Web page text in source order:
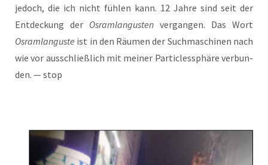
jedoch, die ich nicht füh­len kann. 12 Jah­re sind seit der
Ent­de­ckung der Osram­lan­gus­ten ver­gan­gen. Das Wort
Osram­lan­gus­te ist in den Räu­men der Such­ma­schi­nen nach
wie vor aus­schließ­lich mit mei­ner Par­tic­lessphä­re ver­bun­
den. — stop